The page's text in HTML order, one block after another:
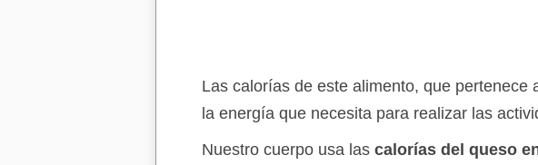
Las calorías de este alimento, que pertenece
la energía que necesita para realizar las
Nuestro cuerpo usa las calorías del queso